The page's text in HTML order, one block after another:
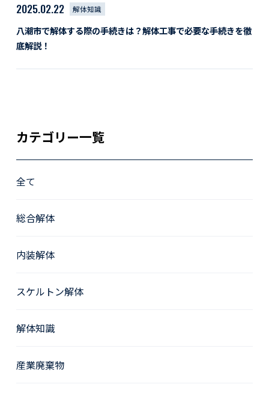
募集要項一覧
採用エントリー
よくある質問
Social link
2025.02.22 解体知識
八潮市で解体する際の手続きは？解体工事で必要な手続きを徹
底解説！
カテゴリー一覧
全て
総合解体
内装解体
スケルトン解体
解体知識
産業廃棄物